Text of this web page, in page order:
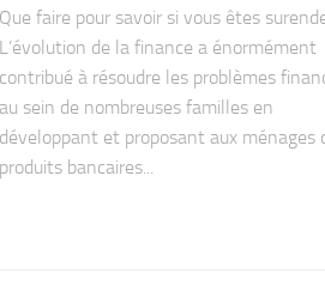
Que faire pour savoir si vous êtes
L’évolution de la finance a énormément
contribué à résoudre les problèmes
au sein de nombreuses familles en
développant et proposant aux ménages
produits bancaires...